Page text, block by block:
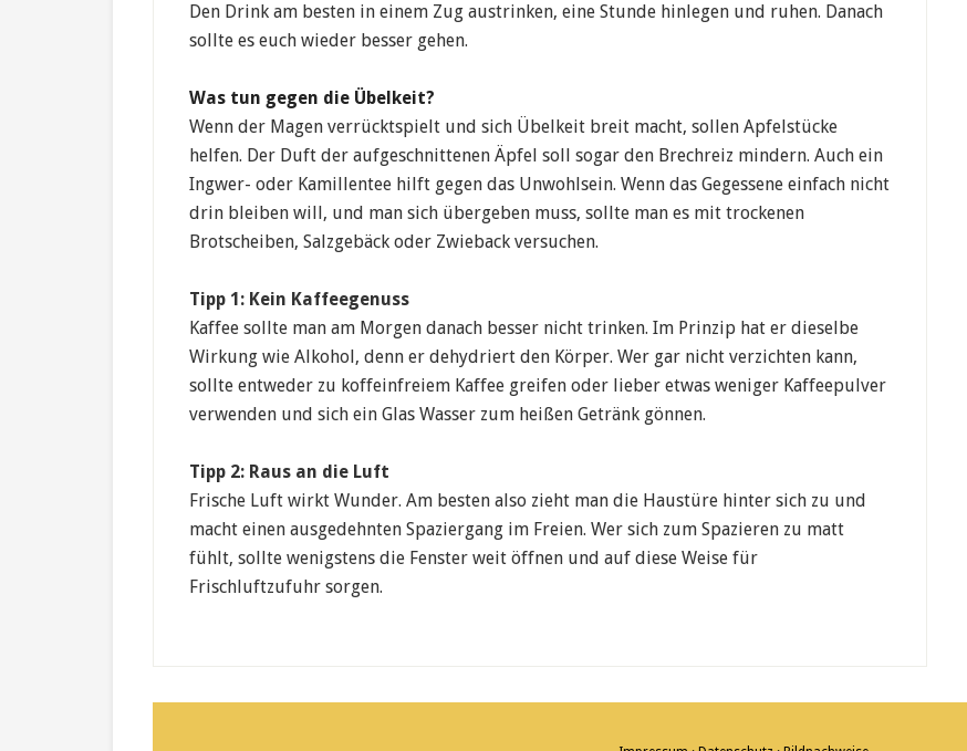
Den Drink am besten in einem Zug austrinken, eine Stunde hinlegen und ruhen. Danach
sollte es euch wieder besser gehen.
Was tun gegen die Übelkeit?
Wenn der Magen verrücktspielt und sich Übelkeit breit macht, sollen Apfelstücke
helfen. Der Duft der aufgeschnittenen Äpfel soll sogar den Brechreiz mindern. Auch ein
Ingwer- oder Kamillentee hilft gegen das Unwohlsein. Wenn das Gegessene einfach nicht
drin bleiben will, und man sich übergeben muss, sollte man es mit trockenen
Brotscheiben, Salzgebäck oder Zwieback versuchen.
Tipp 1: Kein Kaffeegenuss
Kaffee sollte man am Morgen danach besser nicht trinken. Im Prinzip hat er dieselbe
Wirkung wie Alkohol, denn er dehydriert den Körper. Wer gar nicht verzichten kann,
sollte entweder zu koffeinfreiem Kaffee greifen oder lieber etwas weniger Kaffeepulver
verwenden und sich ein Glas Wasser zum heißen Getränk gönnen.
Tipp 2: Raus an die Luft
Frische Luft wirkt Wunder. Am besten also zieht man die Haustüre hinter sich zu und
macht einen ausgedehnten Spaziergang im Freien. Wer sich zum Spazieren zu matt
fühlt, sollte wenigstens die Fenster weit öffnen und auf diese Weise für
Frischluftzufuhr sorgen.